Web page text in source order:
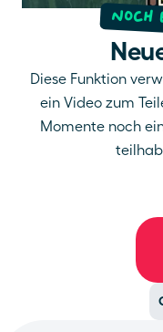
Diese Funktion
ein Video zum
Momente noch